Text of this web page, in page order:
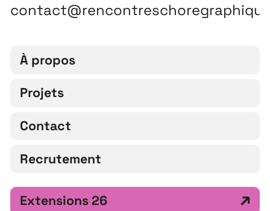
À propos
Projets
Contact
Recrutement
Extensions 26